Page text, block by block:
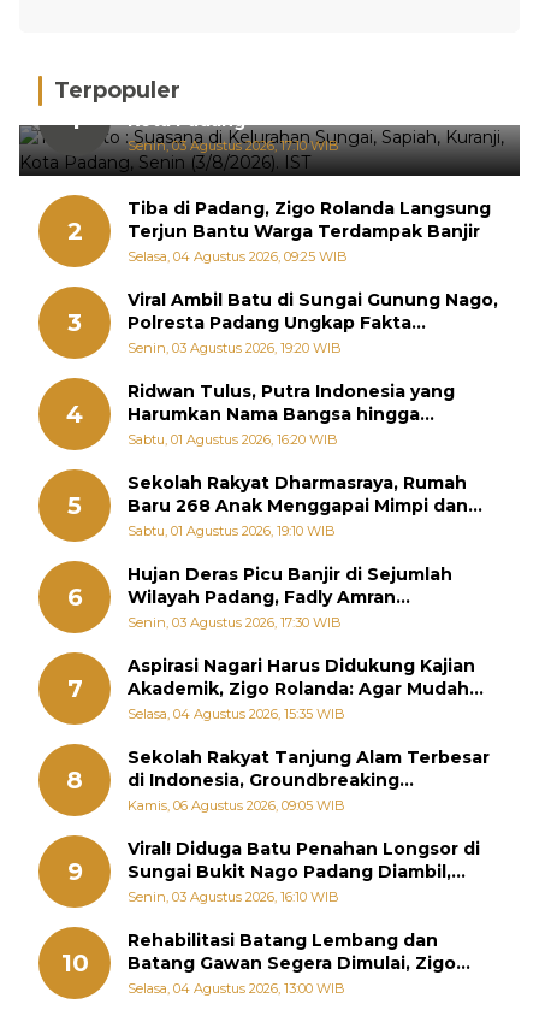
Terpopuler
1
Hujan Deras, 15 Titik Banjir Terdeteksi di
Kota Padang
Senin, 03 Agustus 2026, 17:10 WIB
2
Tiba di Padang, Zigo Rolanda Langsung
Terjun Bantu Warga Terdampak Banjir
Selasa, 04 Agustus 2026, 09:25 WIB
3
Viral Ambil Batu di Sungai Gunung Nago,
Polresta Padang Ungkap Fakta
Sebenarnya
Senin, 03 Agustus 2026, 19:20 WIB
4
Ridwan Tulus, Putra Indonesia yang
Harumkan Nama Bangsa hingga
Diabadikan dalam Buku Jepang
Sabtu, 01 Agustus 2026, 16:20 WIB
5
Sekolah Rakyat Dharmasraya, Rumah
Baru 268 Anak Menggapai Mimpi dan
Memutus Rantai Kemiskinan
Sabtu, 01 Agustus 2026, 19:10 WIB
6
Hujan Deras Picu Banjir di Sejumlah
Wilayah Padang, Fadly Amran
Perintahkan OPD Siaga
Senin, 03 Agustus 2026, 17:30 WIB
7
Aspirasi Nagari Harus Didukung Kajian
Akademik, Zigo Rolanda: Agar Mudah
Diperjuangkan di Kementerian
Selasa, 04 Agustus 2026, 15:35 WIB
8
Sekolah Rakyat Tanjung Alam Terbesar
di Indonesia, Groundbreaking
September
Kamis, 06 Agustus 2026, 09:05 WIB
9
Viral! Diduga Batu Penahan Longsor di
Sungai Bukit Nago Padang Diambil,
Warga Khawatir Bencana Terulang
Senin, 03 Agustus 2026, 16:10 WIB
10
Rehabilitasi Batang Lembang dan
Batang Gawan Segera Dimulai, Zigo
Rolanda Pastikan Proyek Berjalan
Selasa, 04 Agustus 2026, 13:00 WIB